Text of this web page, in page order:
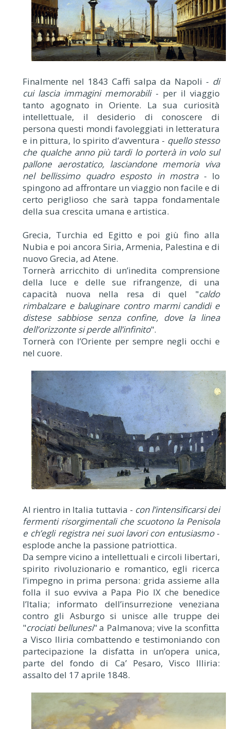
Finalmente nel 1843 Caffi salpa da Napoli - di
cui lascia immagini memorabili- per il viaggio
tanto agognato in Oriente. La sua curiosità
intellettuale, il desiderio di conoscere di
persona questi mondi favoleggiati in letteratura
e in pittura, lo spirito d’avventura - quello stesso
che qualche anno più tardi lo porterà in volo sul
pallone aerostatico, lasciandone memoria viva
nel bellissimo quadro esposto in mostra- lo
spingono ad affrontare un viaggio non facile e di
certo periglioso che sarà tappa fondamentale
della sua crescita umana e artistica.
Grecia, Turchia ed Egitto e poi giù fino alla
Nubia e poi ancora Siria, Armenia, Palestina e di
nuovo Grecia, ad Atene.
Tornerà arricchito di un’inedita comprensione
della luce e delle sue rifrangenze, di una
capacità nuova nella resa di quel "caldo
rimbalzare e baluginare contro marmi candidi e
distese sabbiose senza confine, dove la linea
dell’orizzonte si perde all’infinito".
Tornerà con l’Oriente per sempre negli occhi e
nel cuore.
Al rientro in Italia tuttavia - con l’intensificarsi dei
fermenti risorgimentali che scuotono la Penisola
e ch’egli registra nei suoi lavori con entusiasmo-
esplode anche la passione patriottica.
Da sempre vicino a intellettuali e circoli libertari,
spirito rivoluzionario e romantico, egli ricerca
l’impegno in prima persona: grida assieme alla
folla il suo evviva a Papa Pio IX che benedice
l’Italia; informato dell’insurrezione veneziana
contro gli Asburgo si unisce alle truppe dei
"crociati bellunesi" a Palmanova; vive la sconfitta
a Visco Iliria combattendo e testimoniando con
partecipazione la disfatta in un’opera unica,
parte del fondo di Ca’ Pesaro, Visco Illiria:
assalto del 17 aprile 1848.